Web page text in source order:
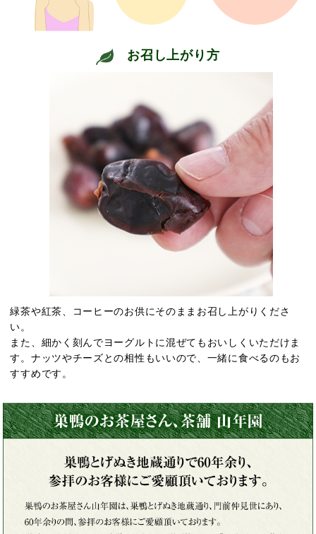
お召し上がり方
緑茶や紅茶、コーヒーのお供にそのままお召し上がりくださ
い。
また、細かく刻んでヨーグルトに混ぜてもおいしくいただけま
す。ナッツやチーズとの相性もいいので、一緒に食べるのもお
すすめです。